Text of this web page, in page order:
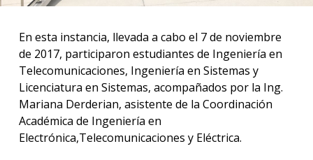
En esta instancia, llevada a cabo el 7 de noviembre
de 2017, participaron estudiantes de Ingeniería en
Telecomunicaciones, Ingeniería en Sistemas y
Licenciatura en Sistemas, acompañados por la Ing.
Mariana Derderian, asistente de la Coordinación
Académica de Ingeniería en
Electrónica,Telecomunicaciones y Eléctrica.